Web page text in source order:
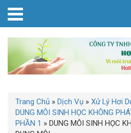
Trang Chủ » Dịch Vụ » Xử Lý Hơi
DUNG MÔI SINH HỌC KHÔNG
PHẦN 1 » DUNG MÔI SINH HỌC